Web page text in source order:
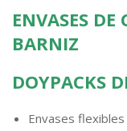
ENVASES
BARNIZ
DOYPACKS
Envases